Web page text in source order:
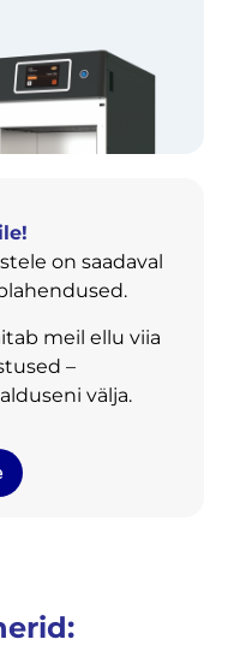
on saadaval
meil ellu viia
–
välja.